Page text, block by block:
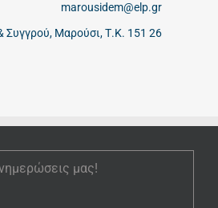
marousidem@elp.gr
Συγγρού, Μαρούσι, Τ.Κ. 151 26
μας!